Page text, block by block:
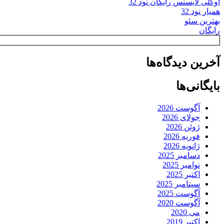
همیار نود 32
بهترین سئو
رایگان
آخرین دیدگاه‌ها
بایگانی‌ها
آگوست 2026
جولای 2026
ژوئن 2026
فوریه 2026
ژانویه 2026
دسامبر 2025
نوامبر 2025
اکتبر 2025
سپتامبر 2025
آگوست 2025
آگوست 2020
می 2020
اکتبر 2019